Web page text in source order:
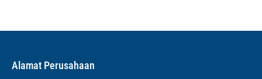
Alamat Perusahaan